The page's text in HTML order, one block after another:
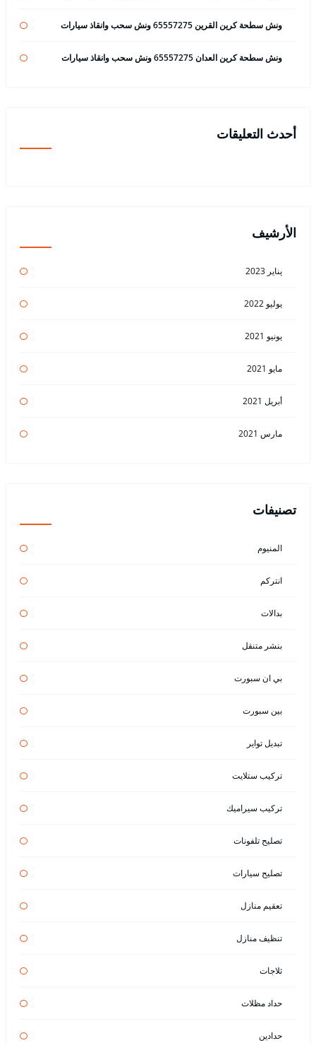
ونش سطحة كرين القرين 65557275 ونش سحب وانقاذ سيارات
ونش سطحة كرين العدان 65557275 ونش سحب وانقاذ سيارات
أحدث التعليقات
الأرشيف
يناير 2023
يوليو 2022
يونيو 2021
مايو 2021
أبريل 2021
مارس 2021
تصنيفات
المنيوم
انتركم
بدالات
بنشر متنقل
بي ان سبورت
بين سبورت
تبديل تواير
تركيب ستلايت
تركيب سيراميك
تصليح تلفونات
تصليح سيارات
تعقيم منازل
تنظيف منازل
ثلاجات
حداد مظلات
حدادين